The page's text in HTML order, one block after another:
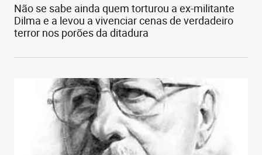
Não se sabe ainda quem torturou a ex-militante
Dilma e a levou a vivenciar cenas de verdadeiro
terror nos porões da ditadura